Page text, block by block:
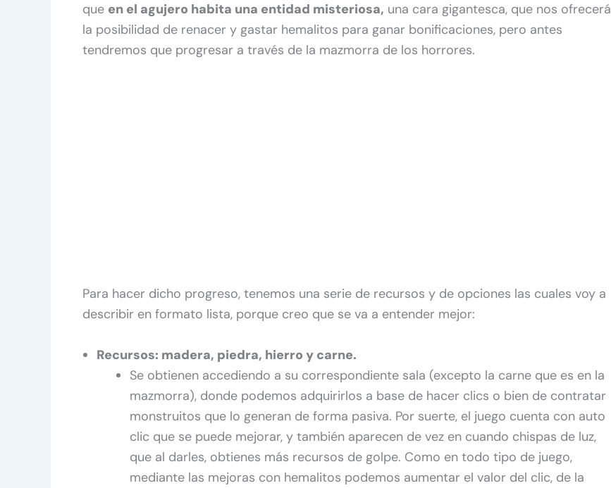
que en el agujero habita una entidad misteriosa, una cara gigantesca, que nos ofrecerá
la posibilidad de renacer y gastar hemalitos para ganar bonificaciones, pero antes
tendremos que progresar a través de la mazmorra de los horrores.
Para hacer dicho progreso, tenemos una serie de recursos y de opciones las cuales voy a
describir en formato lista, porque creo que se va a entender mejor:
Recursos: madera, piedra, hierro y carne.
Se obtienen accediendo a su correspondiente sala (excepto la carne que es en la
mazmorra), donde podemos adquirirlos a base de hacer clics o bien de contratar
monstruitos que lo generan de forma pasiva. Por suerte, el juego cuenta con auto
clic que se puede mejorar, y también aparecen de vez en cuando chispas de luz,
que al darles, obtienes más recursos de golpe. Como en todo tipo de juego,
mediante las mejoras con hemalitos podemos aumentar el valor del clic, de la